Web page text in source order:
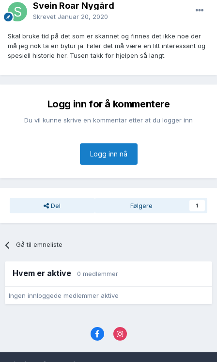
Svein Roar Nygård
Skrevet Januar 20, 2020
Skal bruke tid på det som er skannet og finnes det ikke noe der
må jeg nok ta en bytur ja. Føler det må være en litt interessant og
spesiell historie her. Tusen takk for hjelpen så langt.
Logg inn for å kommentere
Du vil kunne skrive en kommentar etter at du logger inn
Logg inn nå
Del Følgere 1
Gå til emneliste
Hvem er aktive 0 medlemmer
Ingen innloggede medlemmer aktive